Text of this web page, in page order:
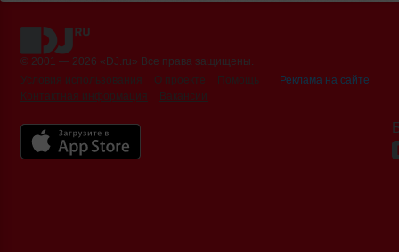
© 2001 — 2026 «DJ.ru» Все права защищены.
Условия использования
О проекте Помощь
Реклама на сайте
Контактная информация
Вакансии